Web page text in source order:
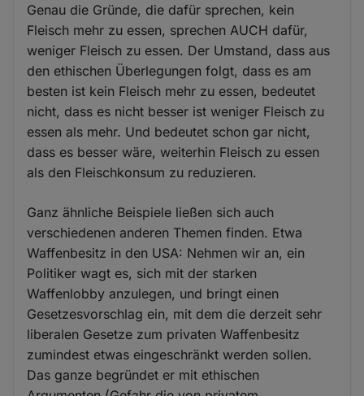
Genau die Gründe, die dafür sprechen, kein
Fleisch mehr zu essen, sprechen AUCH dafür,
weniger Fleisch zu essen. Der Umstand, dass aus
den ethischen Überlegungen folgt, dass es am
besten ist kein Fleisch mehr zu essen, bedeutet
nicht, dass es nicht besser ist weniger Fleisch zu
essen als mehr. Und bedeutet schon gar nicht,
dass es besser wäre, weiterhin Fleisch zu essen
als den Fleischkonsum zu reduzieren.
Ganz ähnliche Beispiele ließen sich auch
verschiedenen anderen Themen finden. Etwa
Waffenbesitz in den USA: Nehmen wir an, ein
Politiker wagt es, sich mit der starken
Waffenlobby anzulegen, und bringt einen
Gesetzesvorschlag ein, mit dem die derzeit sehr
liberalen Gesetze zum privaten Waffenbesitz
zumindest etwas eingeschränkt werden sollen.
Das ganze begründet er mit ethischen